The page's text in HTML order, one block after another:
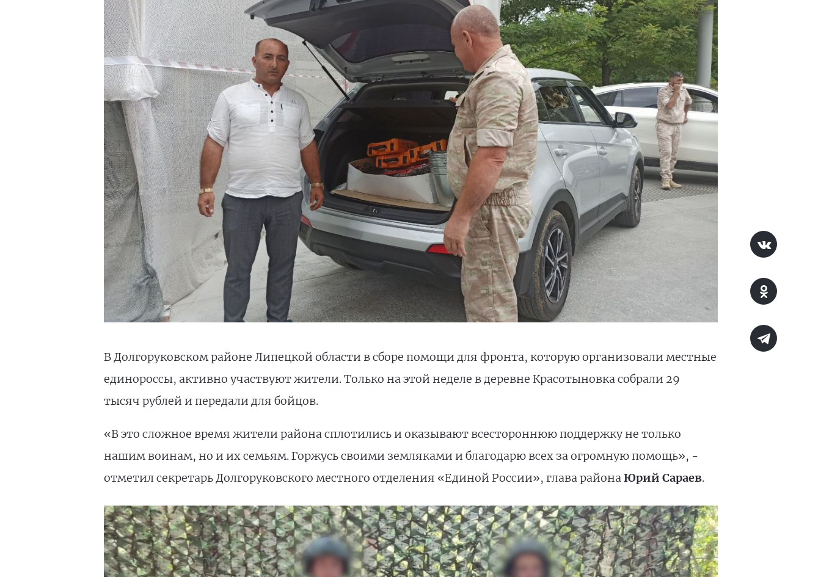
В Долгоруковском районе Липецкой области в сборе помощи для фронта, которую организовали местные
единороссы, активно участвуют жители. Только на этой неделе в деревне Красотыновка собрали 29
тысяч рублей и передали для бойцов.
«В это сложное время жители района сплотились и оказывают всестороннюю поддержку не только
нашим воинам, но и их семьям. Горжусь своими земляками и благодарю всех за огромную помощь», -
отметил секретарь Долгоруковского местного отделения «Единой России», глава районаЮрий Сараев.